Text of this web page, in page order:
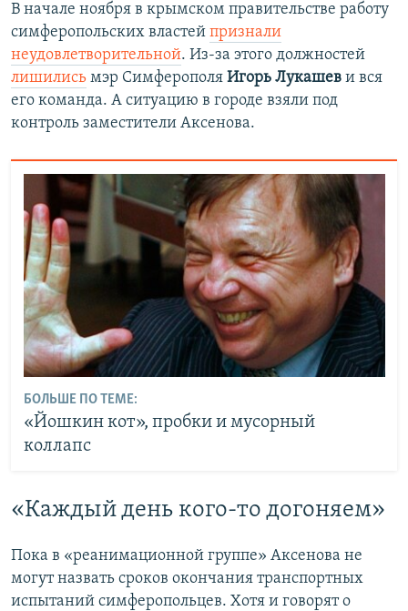
​В начале ноября в крымском правительстве работу
симферопольских властей признали
неудовлетворительной. Из-за этого должностей
лишились мэр Симферополя Игорь Лукашев и вся
его команда. А ситуацию в городе взяли под
контроль заместители Аксенова.
БОЛЬШЕ ПО ТЕМЕ:
«Йошкин кот», пробки и мусорный
коллапс
​«Каждый день кого-то догоняем»
Пока в «реанимационной группе» Аксенова не
могут назвать сроков окончания транспортных
испытаний симферопольцев. Хотя и говорят о